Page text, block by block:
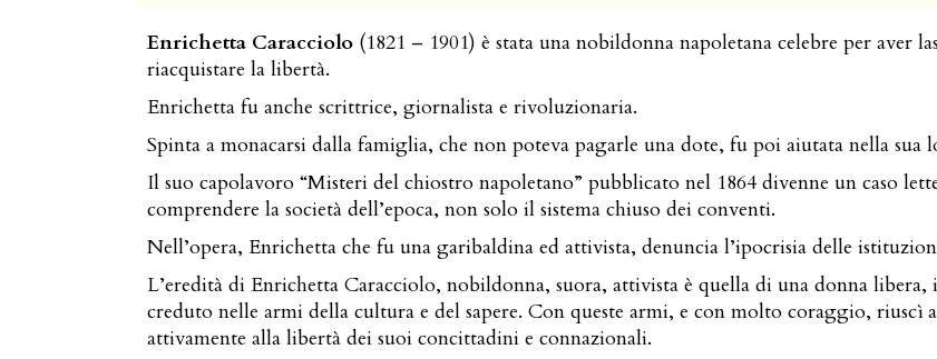
Enrichetta Caracciolo (1821 – 1901) è stata una nobildonna napoletana celebre per aver
riacquistare la libertà.
Enrichetta fu anche scrittrice, giornalista e rivoluzionaria.
Spinta a monacarsi dalla famiglia, che non poteva pagarle una dote, fu poi aiutata nella
Il suo capolavoro “Misteri del chiostro napoletano” pubblicato nel 1864 divenne un caso
comprendere la società dell’epoca, non solo il sistema chiuso dei conventi.
Nell’opera, Enrichetta che fu una garibaldina ed attivista, denuncia l’ipocrisia delle
L’eredità di Enrichetta Caracciolo, nobildonna, suora, attivista è quella di una donna
creduto nelle armi della cultura e del sapere. Con queste armi, e con molto coraggio, riuscì
attivamente alla libertà dei suoi concittadini e connazionali.